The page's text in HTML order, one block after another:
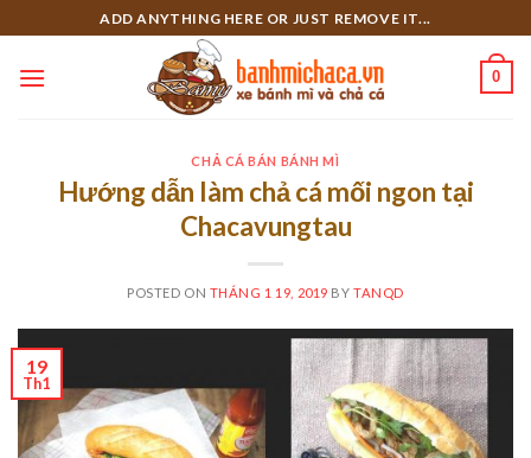
to
content
ADD ANYTHING HERE OR JUST REMOVE IT...
0
CHẢ CÁ BÁN BÁNH MÌ
Hướng dẫn làm chả cá mối ngon tại
Chacavungtau
POSTED ON THÁNG 1 19, 2019 BY TANQD
19
Th1